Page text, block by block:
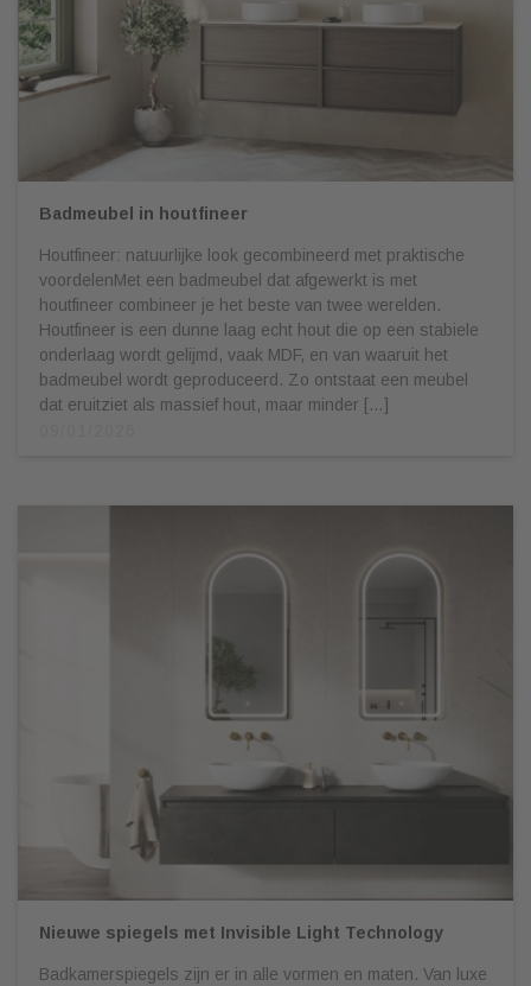
Badmeubel in houtfineer
Houtfineer: natuurlijke look gecombineerd met praktische
voordelenMet een badmeubel dat afgewerkt is met
houtfineer combineer je het beste van twee werelden.
Houtfineer is een dunne laag echt hout die op een stabiele
onderlaag wordt gelijmd, vaak MDF, en van waaruit het
badmeubel wordt geproduceerd. Zo ontstaat een meubel
dat eruitziet als massief hout, maar minder […]
Nieuwe spiegels met Invisible Light Technology
Badkamerspiegels zijn er in alle vormen en maten. Van luxe